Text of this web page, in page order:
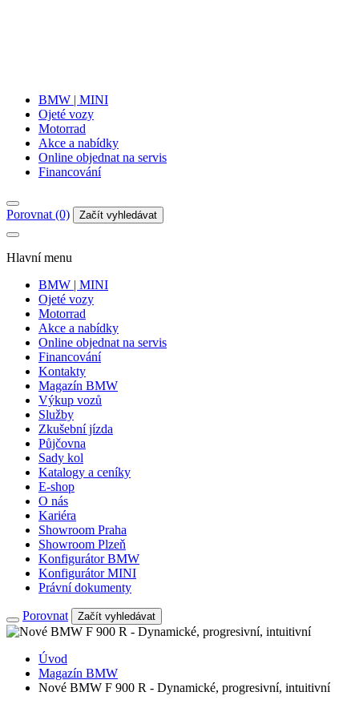
BMW | MINI
Ojeté vozy
Motorrad
Akce a nabídky
Online objednat na servis
Financování
Porovnat (0) Začít vyhledávat
Hlavní menu
BMW | MINI
Ojeté vozy
Motorrad
Akce a nabídky
Online objednat na servis
Financování
Kontakty
Magazín BMW
Výkup vozů
Služby
Zkušební jízda
Půjčovna
Sady kol
Katalogy a ceníky
E-shop
O nás
Kariéra
Showroom Praha
Showroom Plzeň
Konfigurátor BMW
Konfigurátor MINI
Právní dokumenty
Porovnat Začít vyhledávat
Úvod
Magazín BMW
Nové BMW F 900 R - Dynamické, progresivní, intuitivní